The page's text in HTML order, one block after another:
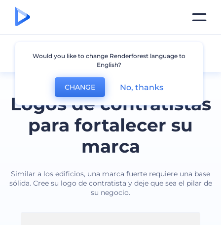
Logos de contratistas
para fortalecer su
marca
Similar a los edificios, una marca fuerte requiere una base
sólida. Cree su logo de contratista y deje que sea el pilar de
su negocio.
Contratista
Would you like to change Renderforest language to
English?
CHANGE No, thanks